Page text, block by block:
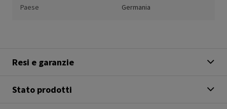
Paese Germania
Resi e garanzie
Stato prodotti